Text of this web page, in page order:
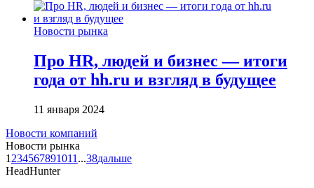
Новости рынка
Про HR, людей и бизнес — итоги
года от hh.ru и взгляд в будущее
11 января 2024
Новости компаний
Новости рынка
1 234567891011 ...38дальше
HeadHunter